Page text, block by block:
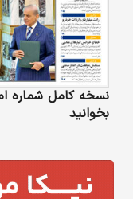
نسخه کامل شماره
بخوانید